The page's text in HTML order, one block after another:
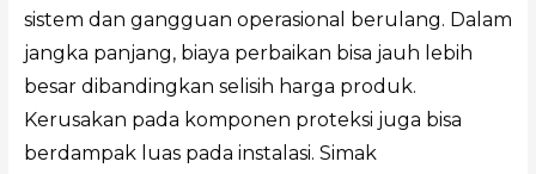
sistem dan gangguan operasional berulang. Dalam
jangka panjang, biaya perbaikan bisa jauh lebih
besar dibandingkan selisih harga produk.
Kerusakan pada komponen proteksi juga bisa
berdampak luas pada instalasi. Simak